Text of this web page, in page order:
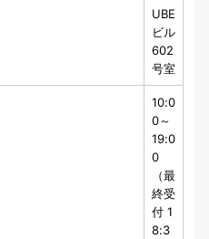
UBE
ビル
602
号室
10:0
0～
19:0
0
（最
終受
付 1
8:3